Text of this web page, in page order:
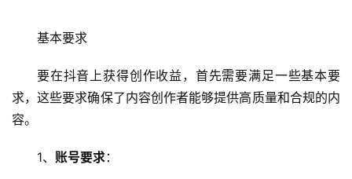
基本要求
要在抖音上获得创作收益，首先需要满足一些基本要
求，这些要求确保了内容创作者能够提供高质量和合规的内
容。
1、 账号要求：